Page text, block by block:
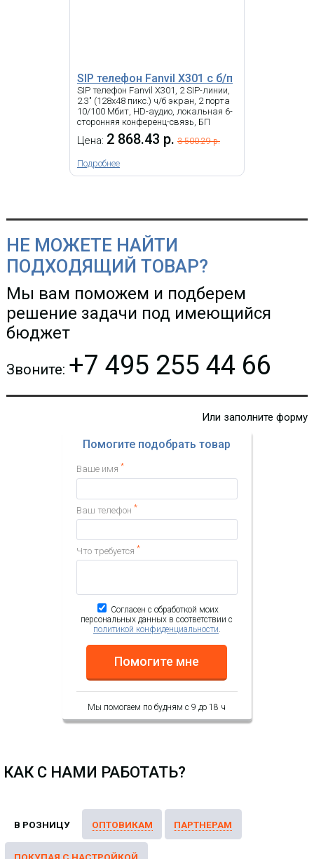
Цена: 19 631.22 р. 20
КУПИТЬ
SIP телефон Fanvil X301 c б/п
SIP телефон Fanvil X301, 2 SIP-линии,
2.3" (128x48 пикс.) ч/б экран, 2 порта
10/100 Мбит, HD-аудио, локальная 6-
сторонняя конференц-связь, БП
Цена: 2 868.43 р. 3 500.29 р.
Подробнее
НЕ МОЖЕТЕ НАЙТИ
ПОДХОДЯЩИЙ ТОВАР?
Мы вам поможем и подберем
решение задачи под имеющийся
бюджет
Звоните: +7 495 255 44 66
Или заполните форму
Помогите подобрать товар
Ваше имя *
Ваш телефон *
Что требуется *
Согласен с обработкой моих
персональных данных в соответствии с
политикой конфиденциальности.
Помогите мне
Мы помогаем по будням с 9 до 18 ч
КАК С НАМИ РАБОТАТЬ?